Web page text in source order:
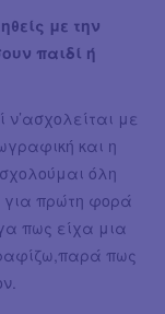
με την
παιδί ή
με
και η
όλη
για πρώτη φορά
πως είχα μια
πως